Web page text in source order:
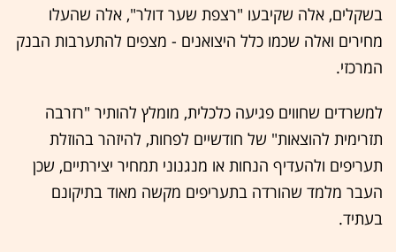
בשקלים, אלה שקיבעו "רצפת שער דולר", אלה שהעלו
מחירים ואלה שכמו כלל היצואנים - מצפים להתערבות הבנק
המרכזי.
למשרדים שחווים פגיעה כלכלית, מומלץ להותיר "רזרבה
תזרימית להוצאות" של חודשיים לפחות, להיזהר בהוזלת
תעריפים ולהעדיף הנחות או מנגנוני תמחיר יצירתיים, שכן
העבר מלמד שהורדה בתעריפים מקשה מאוד בתיקונם
בעתיד.